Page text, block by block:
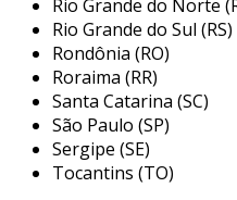
pintura e
empregados para
antes da aplicação de
revestimentos,
aderência.
indústria do vidro:
e polir vidros,
Rio Grande do Norte
Rio Grande do Sul (RS)
Rondônia (RO)
Roraima (RR)
Santa Catarina (SC)
São Paulo (SP)
Sergipe (SE)
Tocantins (TO)